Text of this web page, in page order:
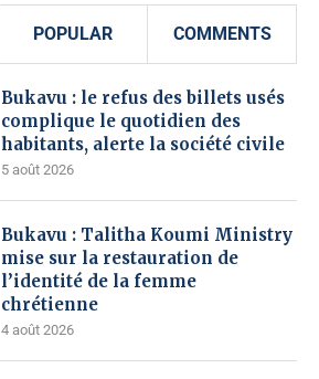
POPULAR COMMENTS
Bukavu : le refus des billets usés
complique le quotidien des
habitants, alerte la société civile
5 août 2026
Bukavu : Talitha Koumi Ministry
mise sur la restauration de
l’identité de la femme
chrétienne
4 août 2026